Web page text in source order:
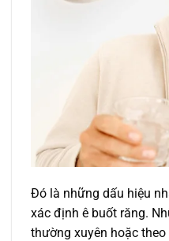
Đó là những dấu hiệu
xác định ê buốt răng.
thường xuyên hoặc